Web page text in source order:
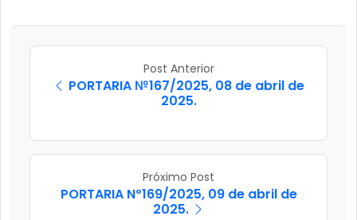
Post Anterior
PORTARIA №167/2025, 08 de abril de
2025.
Próximo Post
PORTARIA Nº169/2025, 09 de abril de
2025.